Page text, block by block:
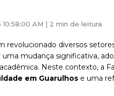
AM | 2 min de leitura
revolucionado diversos
mudança significativa,
Neste contexto, a
em Guarulhose uma